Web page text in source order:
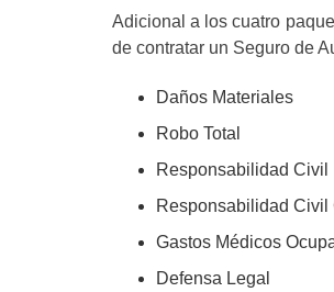
Adicional a los cuatro
de contratar un Seguro de
Daños Materiales
Robo Total
Responsabilidad Civil
Responsabilidad Civil
Gastos Médicos
Defensa Legal